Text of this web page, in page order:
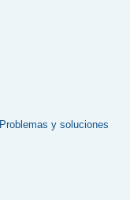
Problemas y soluciones